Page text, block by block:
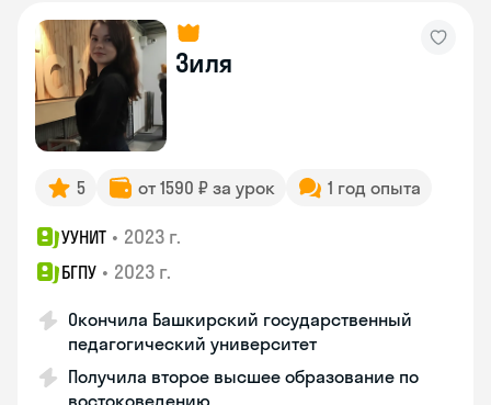
Зиля
5 от 1590 ₽ за урок 1 год опыта
УУНИТ • 2023 г.
БГПУ • 2023 г.
Окончила Башкирский государственный
педагогический университет
Получила второе высшее образование по
востоковедению